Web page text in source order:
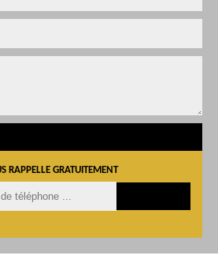
RAPPELLE GRATUITEMENT